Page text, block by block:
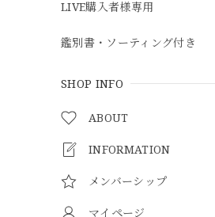
LIVE購入者様専用
鑑別書・ソーティング付き
SHOP INFO
ABOUT
INFORMATION
メンバーシップ
マイページ